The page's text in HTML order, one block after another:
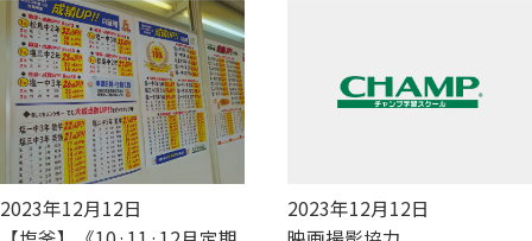
2023年12月12日
2023年12月12日